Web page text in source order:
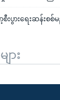
းပွားရေးဆန်းစစ်
ား